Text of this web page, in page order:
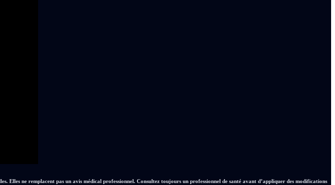
Elles ne remplacent pas un avis médical professionnel. Consultez toujours un professionnel de santé avant d’appliquer des modifications